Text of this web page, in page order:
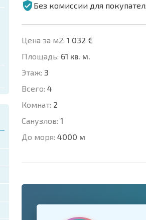
Без комиссии для
Цена за м2: 1 032 €
Площадь: 61 кв. м.
Этаж: 3
Всего: 4
Комнат: 2
Санузлов: 1
До моря: 4000 м
United
+1